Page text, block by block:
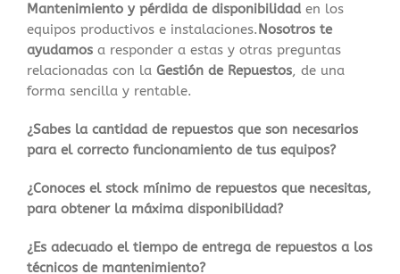
Mantenimiento y pérdida de disponibilidad en los
equipos productivos e instalaciones.Nosotros te
ayudamos a responder a estas y otras preguntas
relacionadas con la Gestión de Repuestos, de una
forma sencilla y rentable.
¿Sabes la cantidad de repuestos que son necesarios
para el correcto funcionamiento de tus equipos?
¿Conoces el stock mínimo de repuestos que necesitas,
para obtener la máxima disponibilidad?
¿Es adecuado el tiempo de entrega de repuestos a los
técnicos de mantenimiento?